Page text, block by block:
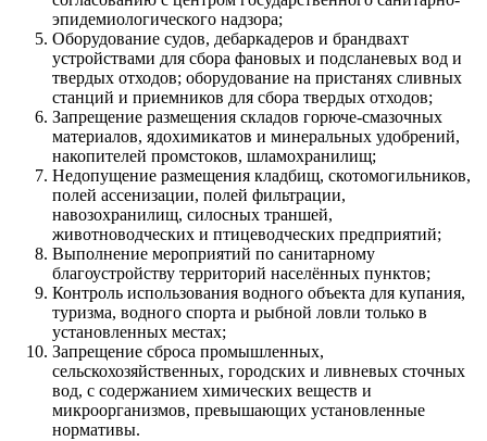
эпидемиологического надзора;
Оборудование судов, дебаркадеров и брандвахт
устройствами для сбора фановых и подсланевых вод и
твердых отходов; оборудование на пристанях сливных
станций и приемников для сбора твердых отходов;
Запрещение размещения складов горюче-смазочных
материалов, ядохимикатов и минеральных удобрений,
накопителей промстоков, шламохранилищ;
Недопущение размещения кладбищ, скотомогильников,
полей ассенизации, полей фильтрации,
навозохранилищ, силосных траншей,
животноводческих и птицеводческих предприятий;
Выполнение мероприятий по санитарному
благоустройству территорий населённых пунктов;
Контроль использования водного объекта для купания,
туризма, водного спорта и рыбной ловли только в
установленных местах;
Запрещение сброса промышленных,
сельскохозяйственных, городских и ливневых сточных
вод, с содержанием химических веществ и
микроорганизмов, превышающих установленные
нормативы.